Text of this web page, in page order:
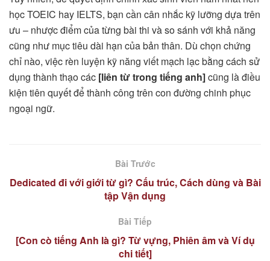
học TOEIC hay IELTS, bạn cần cân nhắc kỹ lưỡng dựa trên
ưu – nhược điểm của từng bài thi và so sánh với khả năng
cũng như mục tiêu dài hạn của bản thân. Dù chọn chứng
chỉ nào, việc rèn luyện kỹ năng viết mạch lạc bằng cách sử
dụng thành thạo các [liên từ trong tiếng anh]cũng là điều
kiện tiên quyết để thành công trên con đường chinh phục
ngoại ngữ.
Bài Trước
Dedicated đi với giới từ gì? Cấu trúc, Cách dùng và Bài
tập Vận dụng
Bài Tiếp
[Con cò tiếng Anh là gì? Từ vựng, Phiên âm và Ví dụ
chi tiết]